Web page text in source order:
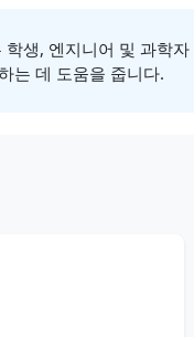
생, 엔지니어 및 과학자
는 데 도움을 줍니다.